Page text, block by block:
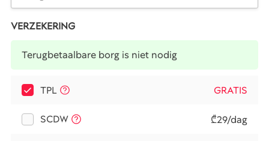
VERZEKERING
Terugbetaalbare borg is niet nodig
TPL GRATIS
SCDW ₾29/dag